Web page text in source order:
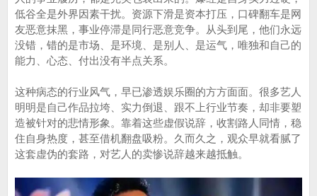
低谷全是外界因素干扰。资源下滑是资本打压，口碑翻车是网
友恶意抹黑，事业停滞是同行恶意竞争。从头到尾，他们永远
没错，错的是市场、是环境、是别人、是运气，唯独和自己的
能力、心态、付出没有半点关系。
这种病态的行业风气，早已渗透娱乐圈的方方面面。很多艺人
明明是自己作品拉垮、实力倒退、跟不上行业节奏，却非要塑
造被针对的悲情形象。靠着这些虚假说辞，收割路人同情，稳
住自身热度，甚至借机翻盘吸粉。久而久之，观众早就看腻了
这套虚伪的套路，对艺人的卖惨说辞越来越抵触。